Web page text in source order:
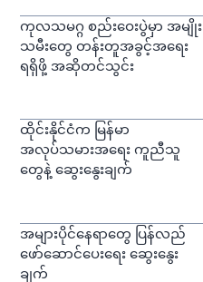
ကုလသမဂ္ဂ စည်းဝေးပွဲမှာ အမျိုး
သမီးတွေ တန်းတူအခွင့်အရေး
ရရှိဖို့ အဆိုတင်သွင်း
ထိုင်းနိုင်ငံက မြန်မာ
အလုပ်သမားအရေး ကူညီသူ
တွေနဲ့ ဆွေးနွေးချက်
အများပိုင်နေရာတွေ ပြန်လည်
ဖော်ဆောင်ပေးရေး ဆွေးနွေး
ချက်